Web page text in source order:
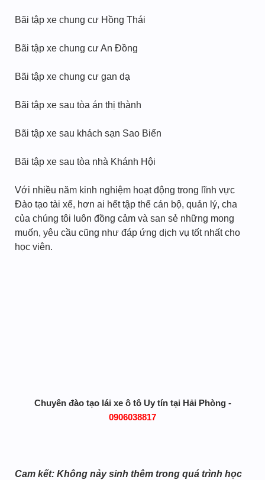
Bãi tập xe chung cư Hồng Thái
Bãi tập xe chung cư An Đồng
Bãi tập xe chung cư gan dạ
Bãi tập xe sau tòa án thị thành
Bãi tập xe sau khách sạn Sao Biển
Bãi tập xe sau tòa nhà Khánh Hội
Với nhiều năm kinh nghiệm hoạt động trong lĩnh vực
Đào tạo tài xế, hơn ai hết tập thể cán bộ, quản lý, cha
của chúng tôi luôn đồng cảm và san sẻ những mong
muốn, yêu cầu cũng như đáp ứng dịch vụ tốt nhất cho
học viên.
Chuyên đào tạo lái xe ô tô Uy tín tại Hải Phòng -
0906038817
Cam kết: Không nảy sinh thêm trong quá trình học